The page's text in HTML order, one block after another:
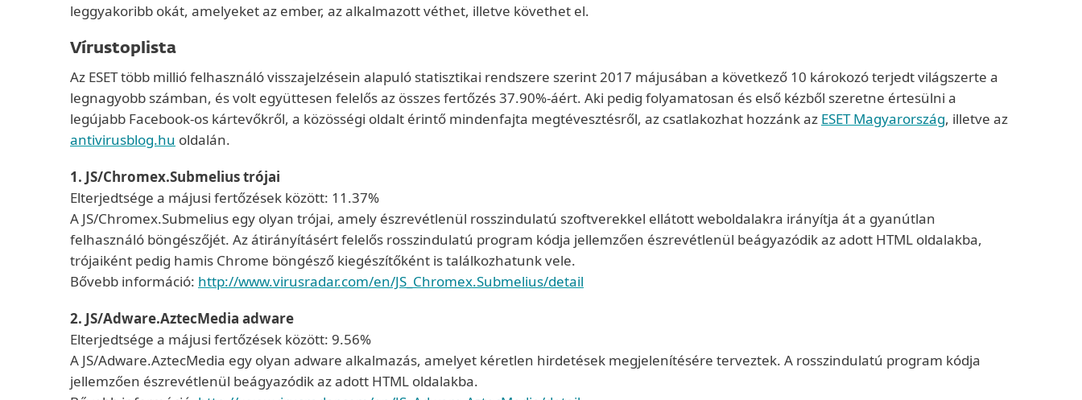
leggyakoribb okát, amelyeket az ember, az alkalmazott véthet, illetve követhet el.
Vírustoplista
Az ESET több millió felhasználó visszajelzésein alapuló statisztikai rendszere szerint 2017 májusában a következő 10 károkozó terjedt világszerte a
legnagyobb számban, és volt együttesen felelős az összes fertőzés 37.90%-áért. Aki pedig folyamatosan és első kézből szeretne értesülni a
legújabb Facebook-os kártevőkről, a közösségi oldalt érintő mindenfajta megtévesztésről, az csatlakozhat hozzánk az ESET Magyarország, illetve az
antivirusblog.hu oldalán.
1. JS/Chromex.Submelius trójai
Elterjedtsége a májusi fertőzések között: 11.37%
A JS/Chromex.Submelius egy olyan trójai, amely észrevétlenül rosszindulatú szoftverekkel ellátott weboldalakra irányítja át a gyanútlan
felhasználó böngészőjét. Az átirányításért felelős rosszindulatú program kódja jellemzően észrevétlenül beágyazódik az adott HTML oldalakba,
trójaiként pedig hamis Chrome böngésző kiegészítőként is találkozhatunk vele.
Bővebb információ: http://www.virusradar.com/en/JS_Chromex.Submelius/detail
2. JS/Adware.AztecMedia adware
Elterjedtsége a májusi fertőzések között: 9.56%
A JS/Adware.AztecMedia egy olyan adware alkalmazás, amelyet kéretlen hirdetések megjelenítésére terveztek. A rosszindulatú program kódja
jellemzően észrevétlenül beágyazódik az adott HTML oldalakba.